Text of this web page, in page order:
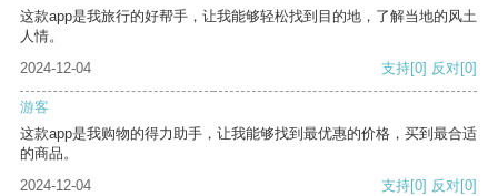
这款app是我旅行的好帮手，让我能够轻松找到目的地，了解当地的风土
人情。
2024-12-04
支持[0] 反对[0]
游客
这款app是我购物的得力助手，让我能够找到最优惠的价格，买到最合适
的商品。
2024-12-04
支持[0] 反对[0]